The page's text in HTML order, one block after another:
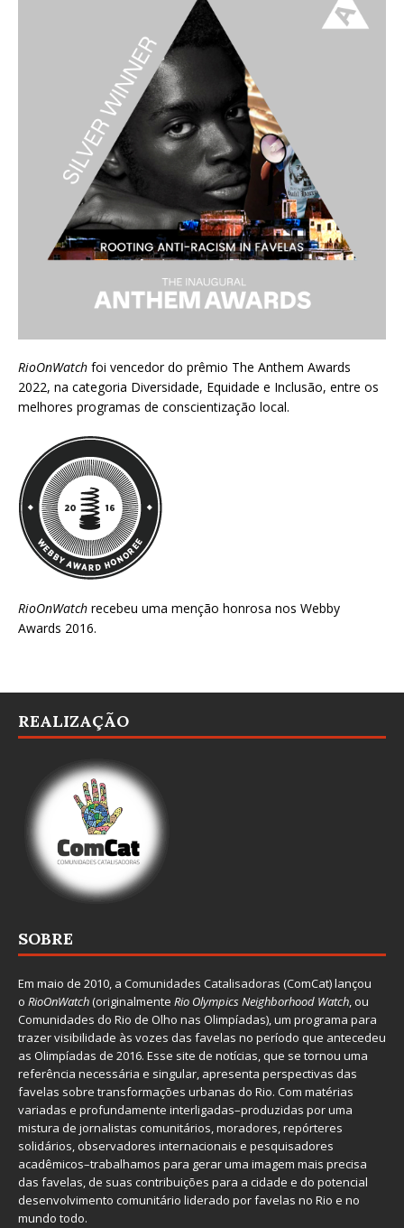
RioOnWatch foi vencedor do prêmio The Anthem Awards
2022, na categoria Diversidade, Equidade e Inclusão, entre os
melhores programas de conscientização local.
RioOnWatch recebeu uma menção honrosa nos Webby
Awards 2016.
REALIZAÇÃO
SOBRE
Em maio de 2010, a Comunidades Catalisadoras (ComCat) lançou
o RioOnWatch(originalmente Rio Olympics Neighborhood Watch, ou
Comunidades do Rio de Olho nas Olimpíadas), um programa para
trazer visibilidade às vozes das favelas no período que antecedeu
as Olimpíadas de 2016. Esse site de notícias, que se tornou uma
referência necessária e singular, apresenta perspectivas das
favelas sobre transformações urbanas do Rio. Com matérias
variadas e profundamente interligadas–produzidas por uma
mistura de jornalistas comunitários, moradores, repórteres
solidários, observadores internacionais e pesquisadores
acadêmicos–trabalhamos para gerar uma imagem mais precisa
das favelas, de suas contribuições para a cidade e do potencial
desenvolvimento comunitário liderado por favelas no Rio e no
mundo todo.